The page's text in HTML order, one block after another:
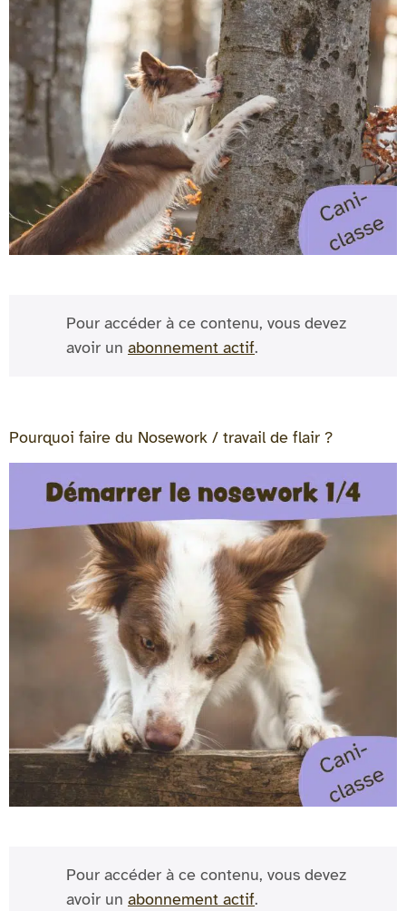
Pour accéder à ce contenu, vous devez
avoir un abonnement actif.
Pourquoi faire du Nosework / travail de flair ?
Pour accéder à ce contenu, vous devez
avoir un abonnement actif.